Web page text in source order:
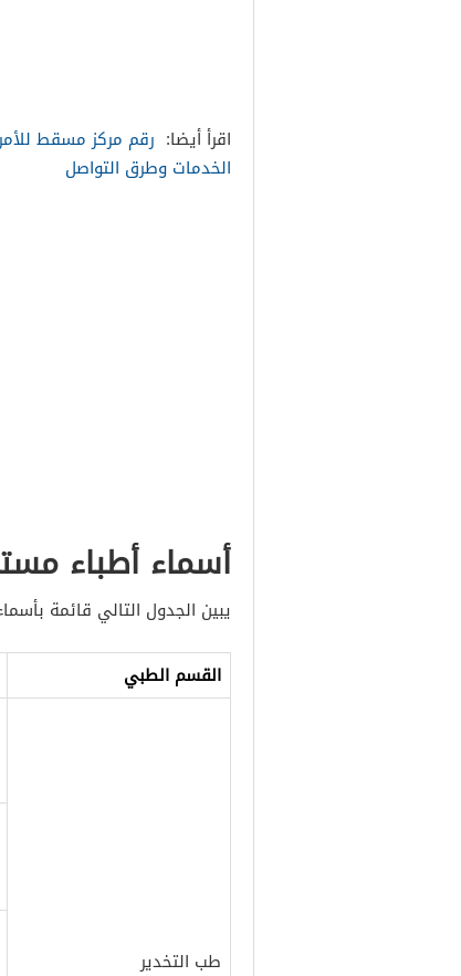
اقرأ أيضا: رقم مركز مسقط
الخدمات وطرق التواصل
أسماء أطباء
يبين الجدول التالي قائمة
القسم الطبي
طب التخدير